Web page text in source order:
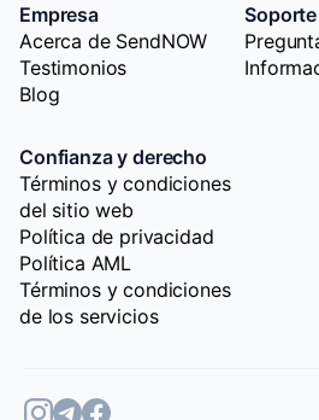
Empresa
Acerca de SendNOW
Testimonios
Blog
Soporte
Confianza y derecho
Términos y condiciones
del sitio web
Política de privacidad
Política AML
Términos y condiciones
de los servicios